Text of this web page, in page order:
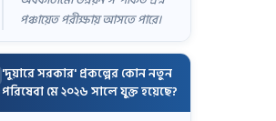
পঞ্চায়েত পরীক্ষায় আসতে পারে।
'দুয়ারে সরকার' প্রকল্পের কোন নতুন
পরিষেবা মে ২০২৬ সালে যুক্ত হয়েছে?